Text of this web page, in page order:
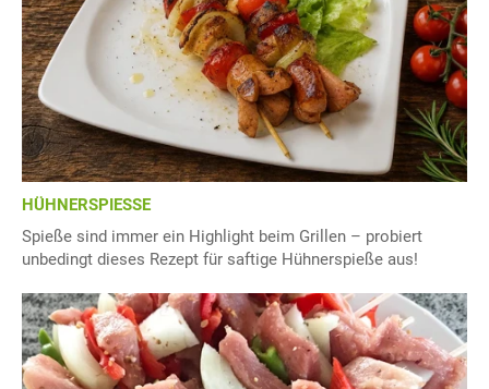
HÜHNERSPIESSE
Spieße sind immer ein Highlight beim Grillen – probiert
unbedingt dieses Rezept für saftige Hühnerspieße aus!